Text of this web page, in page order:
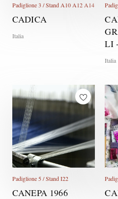
Padiglione 3 / Stand A10 A12 A14
CADICA
Italia
LI
Italia
Padiglione 5 / Stand I22
CANEPA 1966